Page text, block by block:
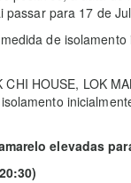
passar para 17 de
de
CHI HOUSE, LOK
elevadas
20:30)